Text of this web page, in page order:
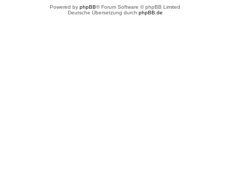
Powered by phpBB® Forum Software © phpBB Limited
Deutsche Übersetzung durch phpBB.de